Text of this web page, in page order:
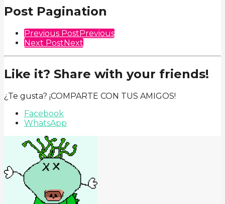
Post Pagination
Previous PostPrevious
Next PostNext
Like it? Share with your friends!
¿Te gusta? ¡COMPARTE CON TUS AMIGOS!
Facebook
WhatsApp